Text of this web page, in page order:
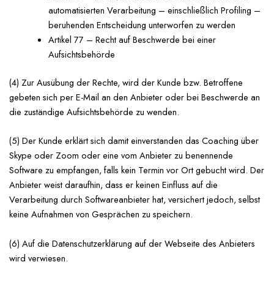
automatisierten Verarbeitung – einschließlich Profiling –
beruhenden Entscheidung unterworfen zu werden
Artikel 77 – Recht auf Beschwerde bei einer
Aufsichtsbehörde
(4) Zur Ausübung der Rechte, wird der Kunde bzw. Betroffene
gebeten sich per E-Mail an den Anbieter oder bei Beschwerde an
die zuständige Aufsichtsbehörde zu wenden.
(5) Der Kunde erklärt sich damit einverstanden das Coaching über
Skype oder Zoom oder eine vom Anbieter zu benennende
Software zu empfangen, falls kein Termin vor Ort gebucht wird. Der
Anbieter weist daraufhin, dass er keinen Einfluss auf die
Verarbeitung durch Softwareanbieter hat, versichert jedoch, selbst
keine Aufnahmen von Gesprächen zu speichern.
(6) Auf die Datenschutzerklärung auf der Webseite des Anbieters
wird verwiesen.